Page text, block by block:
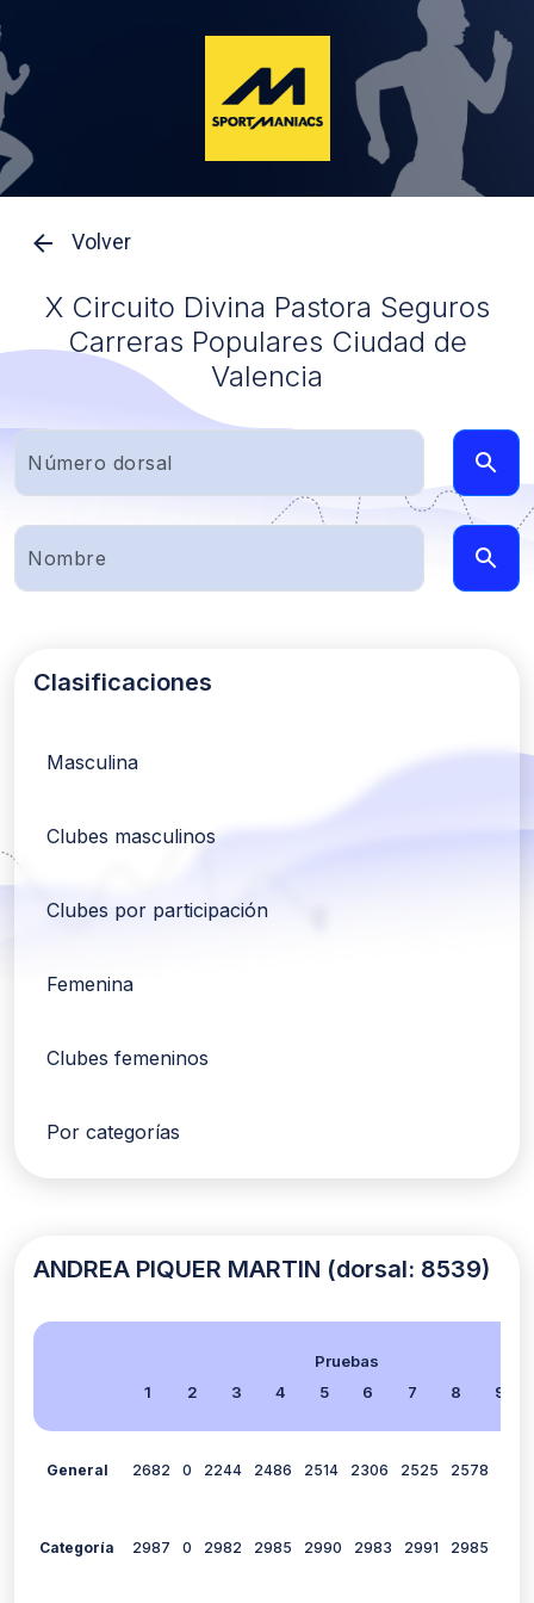
Volver
X Circuito Divina Pastora Seguros
Carreras Populares Ciudad de
Valencia
Clasificaciones
Masculina
Clubes masculinos
Clubes por participación
Femenina
Clubes femeninos
Por categorías
ANDREA PIQUER MARTIN (dorsal: 8539)
Pruebas
1
2 3 4 5 6 7 8 9
General 2682 0 2244 2486 2514 2306 2525 2578
Categoría 2987 0 2982 2985 2990 2983 2991 2985